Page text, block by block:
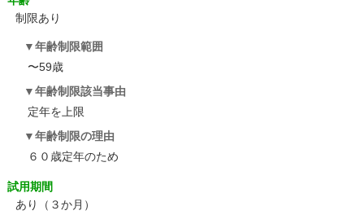
制限あり
年齢制限範囲
〜59歳
年齢制限該当事由
定年を上限
年齢制限の理由
６０歳定年のため
試用期間
あり（３か月）